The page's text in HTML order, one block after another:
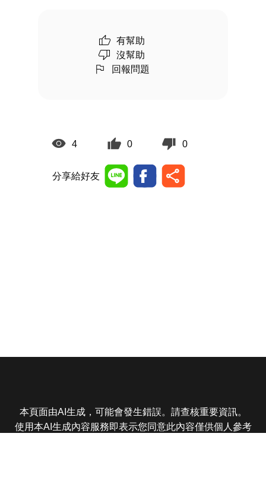
有幫助
沒幫助
回報問題
4 0 0
分享給好友
本頁面由AI生成，可能會發生錯誤。請查核重要資訊。
使用本AI生成內容服務即表示您同意此內容僅供個人參考